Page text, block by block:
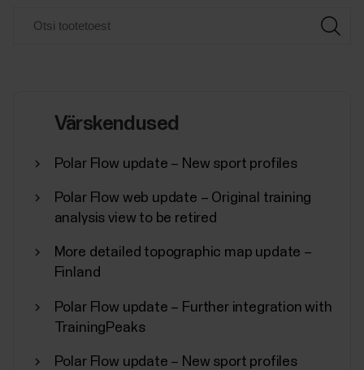
Värskendused
Polar Flow update – New sport profiles
Polar Flow web update – Original training
analysis view to be retired
More detailed topographic map update –
Finland
Polar Flow update – Further integration with
TrainingPeaks
Polar Flow update – New sport profiles